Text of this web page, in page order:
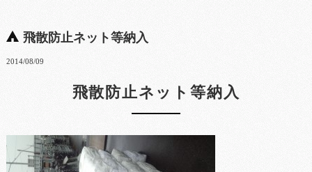
飛散防止ネット等納入
2014/08/09
飛散防止ネット等納入